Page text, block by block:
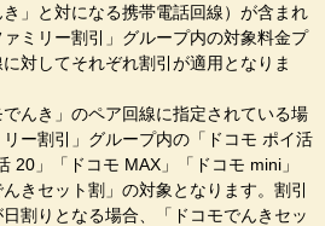
」と対になる携帯電話回線）が含まれ
ミリー割引」グループ内の対象料金プ
対してそれぞれ割引が適用となりま
んき」のペア回線に指定されている場
ー割引」グループ内の「ドコモ ポイ活
20」「ドコモ MAX」「ドコモ mini」
きセット割」の対象となります。割引
割りとなる場合、「ドコモでんきセッ